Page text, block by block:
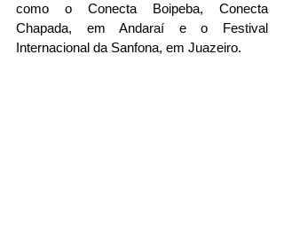
como o Conecta Boipeba, Conecta
Chapada, em Andaraí e o Festival
Internacional da Sanfona, em Juazeiro.